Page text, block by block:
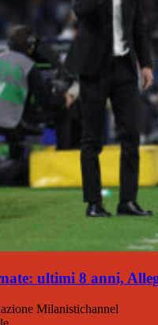
ultimi 8 anni,
Milanistichannel